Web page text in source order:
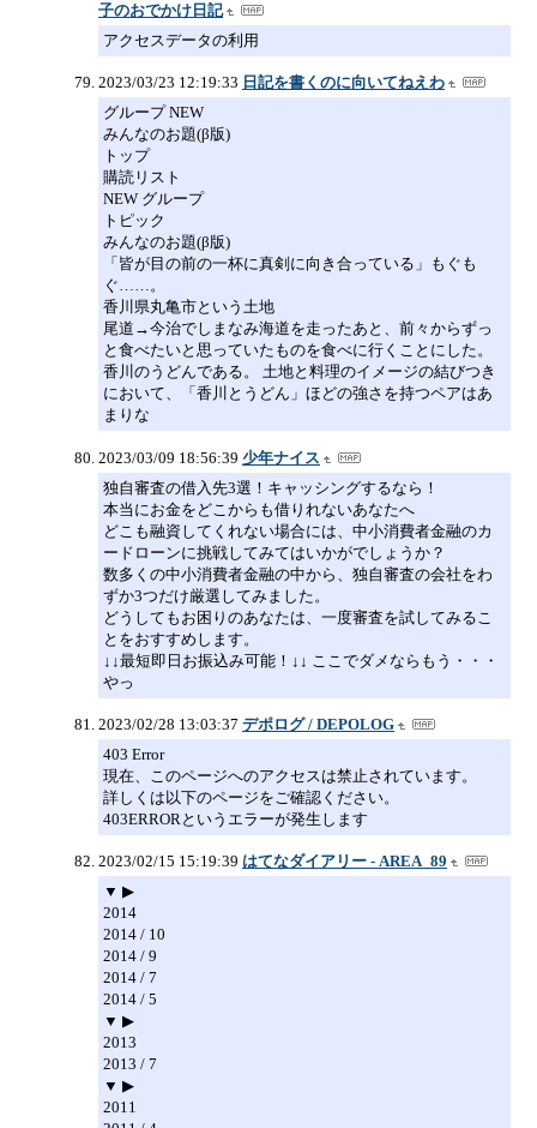
子のおでかけ日記
アクセスデータの利用
2023/03/23 12:19:33 日記を書くのに向いてねえわ
グループ NEW
みんなのお題(β版)
トップ
購読リスト
NEW グループ
トピック
みんなのお題(β版)
「皆が目の前の一杯に真剣に向き合っている」もぐも
ぐ……。
香川県丸亀市という土地
尾道→今治でしまなみ海道を走ったあと、前々からずっ
と食べたいと思っていたものを食べに行くことにした。
香川のうどんである。 土地と料理のイメージの結びつき
において、「香川とうどん」ほどの強さを持つペアはあ
まりな
2023/03/09 18:56:39 少年ナイス
独自審査の借入先3選！キャッシングするなら！
本当にお金をどこからも借りれないあなたへ
どこも融資してくれない場合には、中小消費者金融のカ
ードローンに挑戦してみてはいかがでしょうか？
数多くの中小消費者金融の中から、独自審査の会社をわ
ずか3つだけ厳選してみました。
どうしてもお困りのあなたは、一度審査を試してみるこ
とをおすすめします。
↓↓最短即日お振込み可能！↓↓ ここでダメならもう・・・
やっ
2023/02/28 13:03:37 デポログ / DEPOLOG
403 Error
現在、このページへのアクセスは禁止されています。
詳しくは以下のページをご確認ください。
403ERRORというエラーが発生します
2023/02/15 15:19:39 はてなダイアリー - AREA_89
▼ ▶
2014
2014 / 10
2014 / 9
2014 / 7
2014 / 5
▼ ▶
2013
2013 / 7
▼ ▶
2011